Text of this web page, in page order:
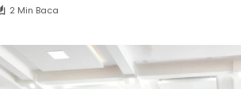
2 Min Baca